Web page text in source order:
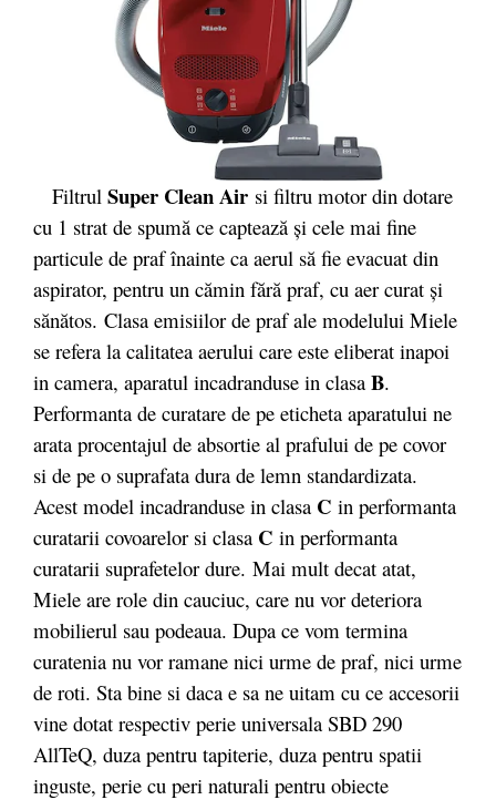
Filtrul Super Clean Air si filtru motor din dotare
cu 1 strat de spumă ce captează şi cele mai fine
particule de praf înainte ca aerul să fie evacuat din
aspirator, pentru un cămin fără praf, cu aer curat şi
sănătos. Clasa emisiilor de praf ale modelului Miele
se refera la calitatea aerului care este eliberat inapoi
in camera, aparatul incadranduse in clasa B.
Performanta de curatare de pe eticheta aparatului ne
arata procentajul de absortie al prafului de pe covor
si de pe o suprafata dura de lemn standardizata.
Acest model incadranduse in clasa C in performanta
curatarii covoarelor si clasa C in performanta
curatarii suprafetelor dure. Mai mult decat atat,
Miele are role din cauciuc, care nu vor deteriora
mobilierul sau podeaua. Dupa ce vom termina
curatenia nu vor ramane nici urme de praf, nici urme
de roti. Sta bine si daca e sa ne uitam cu ce accesorii
vine dotat respectiv perie universala SBD 290
AllTeQ, duza pentru tapiterie, duza pentru spatii
inguste, perie cu peri naturali pentru obiecte